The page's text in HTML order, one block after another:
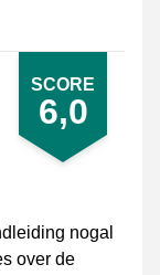
SCORE
6,0
nogal
over de